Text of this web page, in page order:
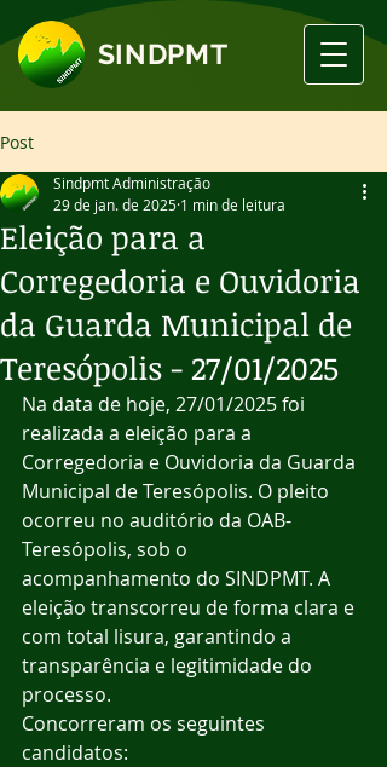
SINDPMT
Post
Eleição para a
Corregedoria e Ouvidoria
da Guarda Municipal de
Teresópolis - 27/01/2025
Sindpmt Administração
29 de jan. de 2025 1 min de leitura
Na data de hoje, 27/01/2025 foi
realizada a eleição para a
Corregedoria e Ouvidoria da Guarda
Municipal de Teresópolis. O pleito
ocorreu no auditório da OAB-
Teresópolis, sob o
acompanhamento do SINDPMT. A
eleição transcorreu de forma clara e
com total lisura, garantindo a
transparência e legitimidade do
processo.
Concorreram os seguintes
candidatos: